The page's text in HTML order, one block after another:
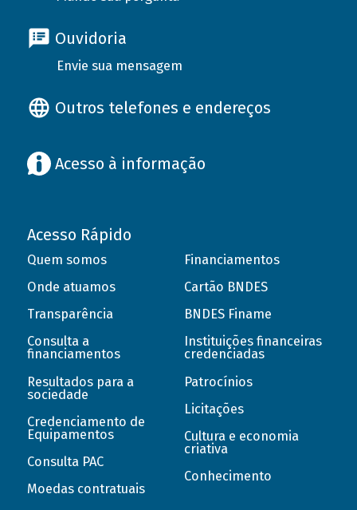
Ouvidoria
Envie sua mensagem
Outros telefones e endereços
Acesso à informação
Acesso Rápido
Quem somos
Onde atuamos
Transparência
Consulta a
financiamentos
Resultados para a
sociedade
Credenciamento de
Equipamentos
Consulta PAC
Moedas contratuais
Financiamentos
Cartão BNDES
BNDES Finame
Instituições financeiras
credenciadas
Patrocínios
Licitações
Cultura e economia
criativa
Conhecimento